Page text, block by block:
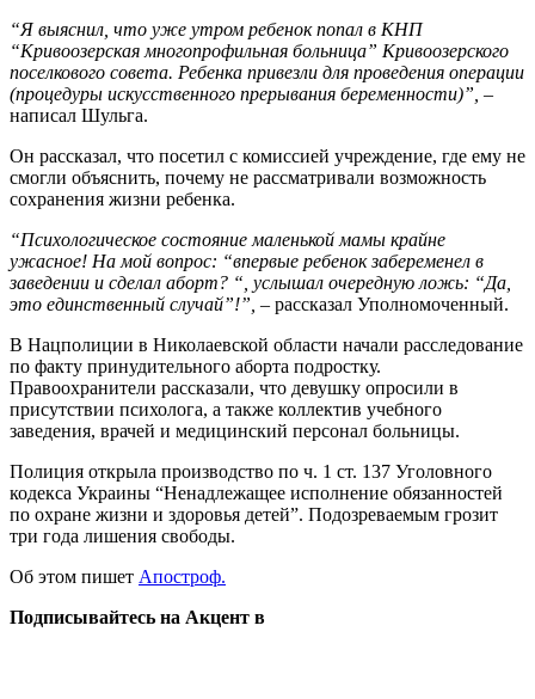
“Я выяснил, что уже утром ребенок попал в КНП
“Кривоозерская многопрофильная больница” Кривоозерского
поселкового совета. Ребенка привезли для проведения операции
(процедуры искусственного прерывания беременности)”, –
написал Шульга.
Он рассказал, что посетил с комиссией учреждение, где ему не
смогли объяснить, почему не рассматривали возможность
сохранения жизни ребенка.
“Психологическое состояние маленькой мамы крайне
ужасное! На мой вопрос: “впервые ребенок забеременел в
заведении и сделал аборт? “, услышал очередную ложь: “Да,
это единственный случай”!”, – рассказал Уполномоченный.
В Нацполиции в Николаевской области начали расследование
по факту принудительного аборта подростку.
Правоохранители рассказали, что девушку опросили в
присутствии психолога, а также коллектив учебного
заведения, врачей и медицинский персонал больницы.
Полиция открыла производство по ч. 1 ст. 137 Уголовного
кодекса Украины “Ненадлежащее исполнение обязанностей
по охране жизни и здоровья детей”. Подозреваемым грозит
три года лишения свободы.
Об этом пишет Апостроф.
Подписывайтесь на Акцент в